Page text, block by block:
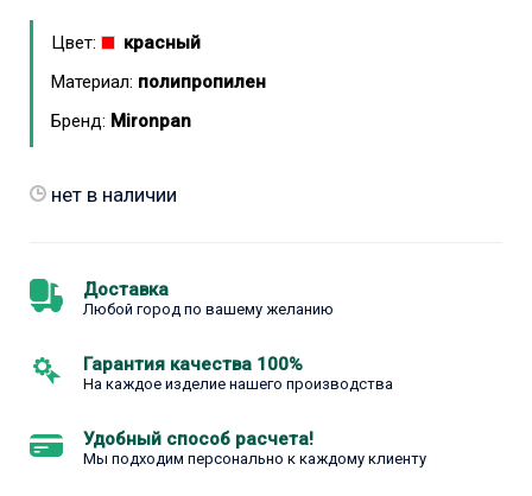
Цвет:
красный
Материал: полипропилен
Бренд: Mironpan
нет в наличии
Доставка
Любой город по вашему желанию
Гарантия качества 100%
На каждое изделие нашего производства
Удобный способ расчета!
Мы подходим персонально к каждому клиенту